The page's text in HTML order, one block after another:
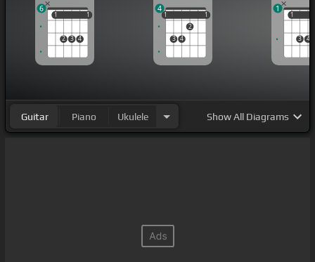
1
2 3 4
1
1 1
6
1
3 4
2
1
1 1
4
1
3 4
1
1
Guitar Piano Ukulele ShowAll Diagrams